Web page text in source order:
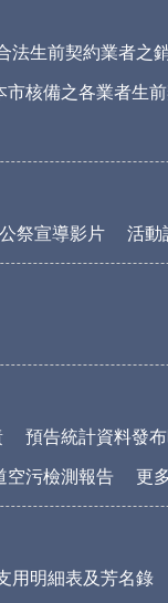
法生前契約業者之
市核備之各業者生
祭宣導影片 活動
預告統計資料發
空污檢測報告 更
用明細表及芳名錄